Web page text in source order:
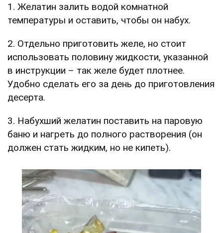
1. Желатин залить водой комнатной
температуры и оставить, чтобы он набух.
2. Отдельно приготовить желе, но стоит
использовать половину жидкости, указанной
в инструкции – так желе будет плотнее.
Удобно сделать его за день до приготовления
десерта.
3. Набухший желатин поставить на паровую
баню и нагреть до полного растворения (он
должен стать жидким, но не кипеть).